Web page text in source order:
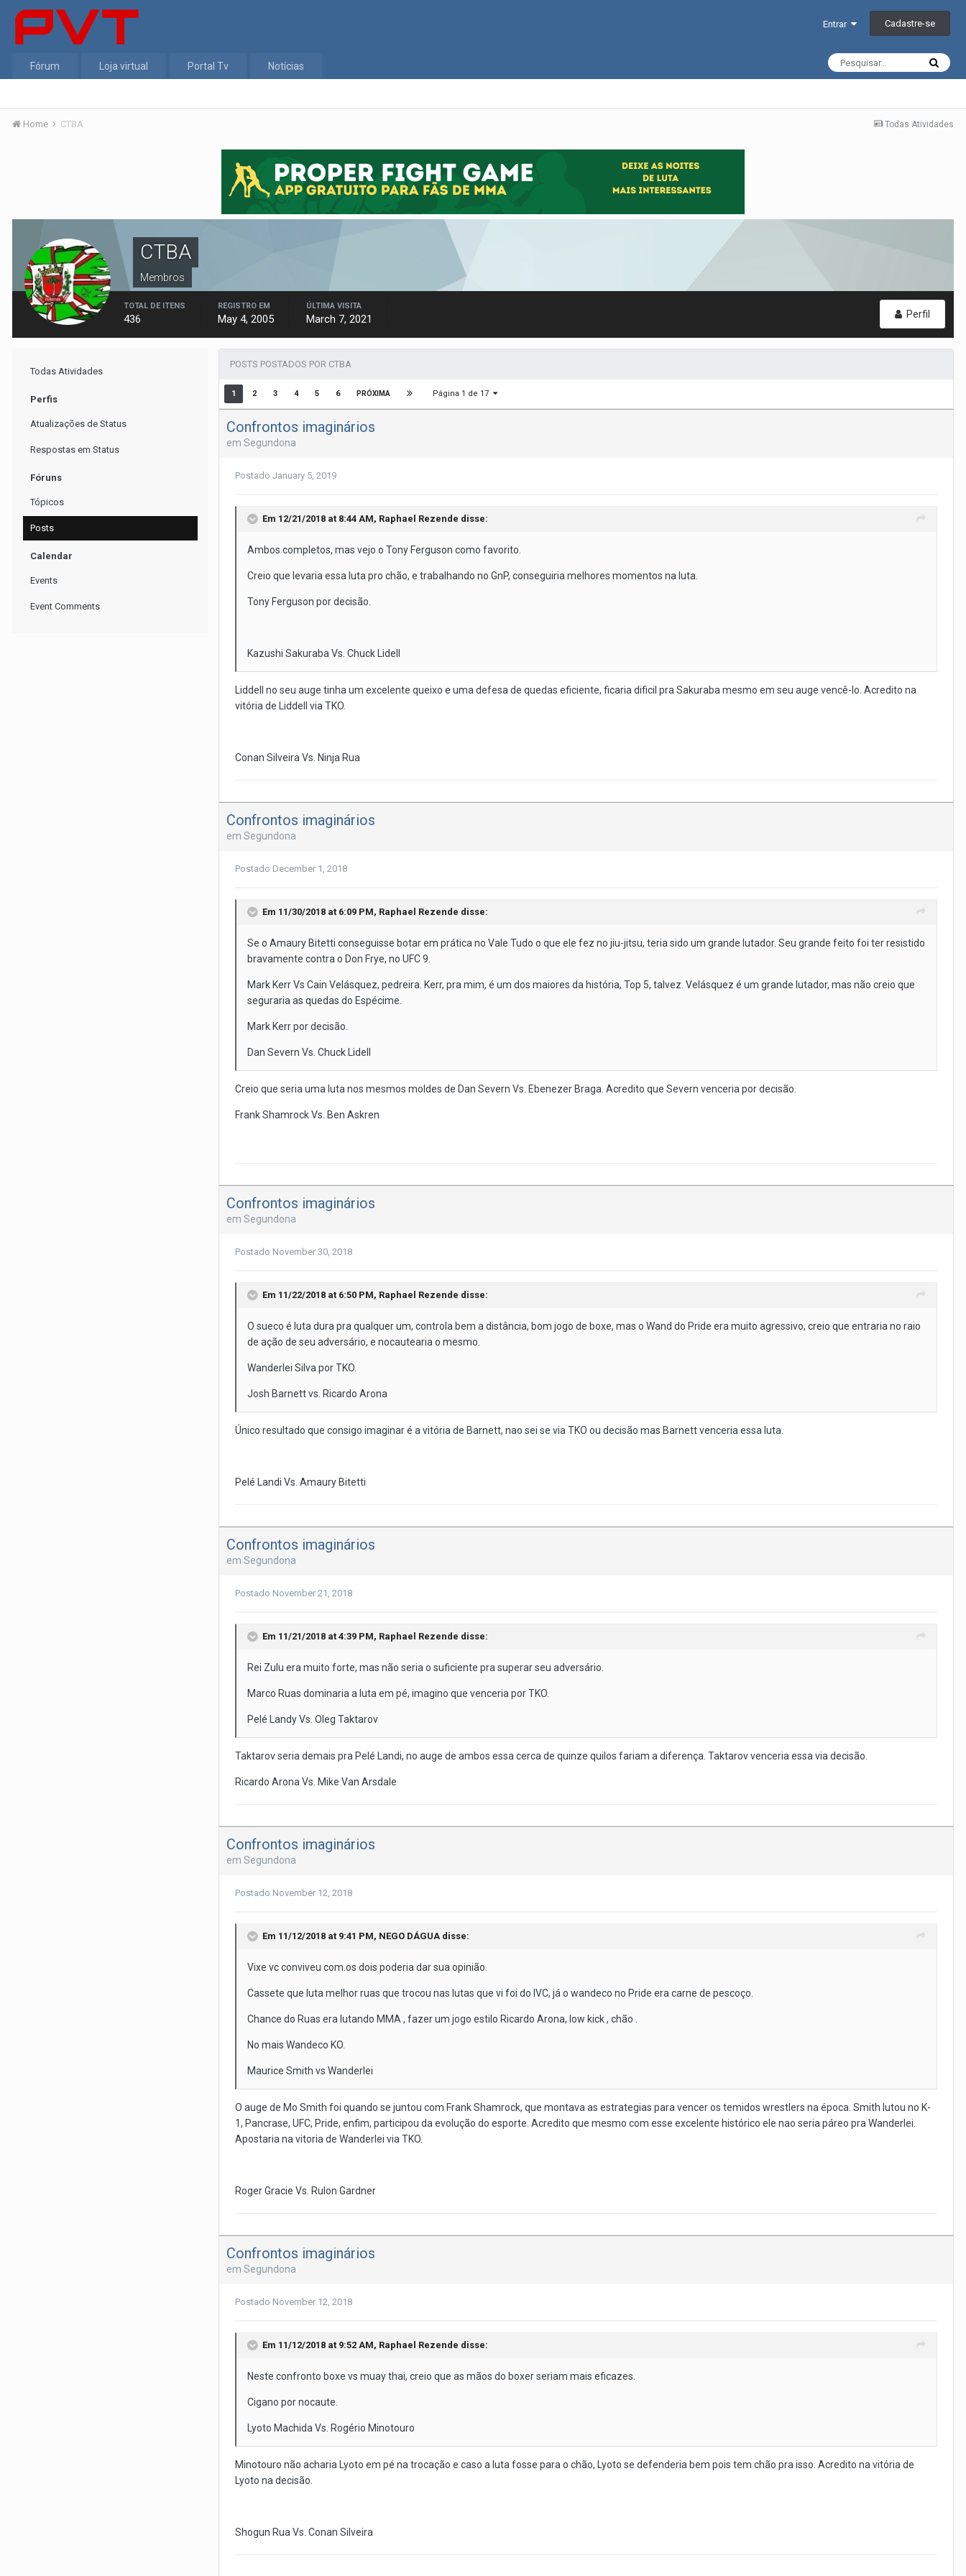
Entrar Cadastre-se
Fórum Loja virtual Portal Tv Notícias
Todas Atividades
Home CTBA
CTBA
Membros
Perfil
TOTAL DE ITENS
436
REGISTRO EM
May 4, 2005
ÚLTIMA VISITA
March 7, 2021
Todas Atividades
Perfis
Atualizações de Status
Respostas em Status
Fóruns
Tópicos
Posts
Calendar
Events
Event Comments
POSTS POSTADOS POR CTBA
1 2 3 4 5 6 PRÓXIMA Página 1 de 17
Confrontos imaginários
em Segundona
Postado January 5, 2019
Em 12/21/2018 at 8:44 AM, Raphael Rezende disse:
Ambos completos, mas vejo o Tony Ferguson como favorito.
Creio que levaria essa luta pro chão, e trabalhando no GnP, conseguiria melhores momentos na luta.
Tony Ferguson por decisão.
Kazushi Sakuraba Vs. Chuck Lidell
Liddell no seu auge tinha um excelente queixo e uma defesa de quedas eficiente, ficaria dificil pra Sakuraba mesmo em seu auge vencê-lo. Acredito na
vitória de Liddell via TKO.
Conan Silveira Vs. Ninja Rua
Confrontos imaginários
em Segundona
Postado December 1, 2018
Em 11/30/2018 at 6:09 PM, Raphael Rezende disse:
Se o Amaury Bitetti conseguisse botar em prática no Vale Tudo o que ele fez no jiu-jitsu, teria sido um grande lutador. Seu grande feito foi ter resistido
bravamente contra o Don Frye, no UFC 9.
Mark Kerr Vs Cain Velásquez, pedreira. Kerr, pra mim, é um dos maiores da história, Top 5, talvez. Velásquez é um grande lutador, mas não creio que
seguraria as quedas do Espécime.
Mark Kerr por decisão.
Dan Severn Vs. Chuck Lidell
Creio que seria uma luta nos mesmos moldes de Dan Severn Vs. Ebenezer Braga. Acredito que Severn venceria por decisão.
Frank Shamrock Vs. Ben Askren
Confrontos imaginários
em Segundona
Postado November 30, 2018
Em 11/22/2018 at 6:50 PM, Raphael Rezende disse:
O sueco é luta dura pra qualquer um, controla bem a distância, bom jogo de boxe, mas o Wand do Pride era muito agressivo, creio que entraria no raio
de ação de seu adversário, e nocautearia o mesmo.
Wanderlei Silva por TKO.
Josh Barnett vs. Ricardo Arona
Único resultado que consigo imaginar é a vitória de Barnett, nao sei se via TKO ou decisão mas Barnett venceria essa luta.
Pelé Landi Vs. Amaury Bitetti
Confrontos imaginários
em Segundona
Postado November 21, 2018
Em 11/21/2018 at 4:39 PM, Raphael Rezende disse:
Rei Zulu era muito forte, mas não seria o suficiente pra superar seu adversário.
Marco Ruas dominaria a luta em pé, imagino que venceria por TKO.
Pelé Landy Vs. Oleg Taktarov
Taktarov seria demais pra Pelé Landi, no auge de ambos essa cerca de quinze quilos fariam a diferença. Taktarov venceria essa via decisão.
Ricardo Arona Vs. Mike Van Arsdale
Confrontos imaginários
em Segundona
Postado November 12, 2018
Em 11/12/2018 at 9:41 PM, NEGO DÁGUA disse:
Vixe vc conviveu com.os dois poderia dar sua opinião.
Cassete que luta melhor ruas que trocou nas lutas que vi foi do IVC, já o wandeco no Pride era carne de pescoço.
Chance do Ruas era lutando MMA , fazer um jogo estilo Ricardo Arona, low kick , chão .
No mais Wandeco KO.
Maurice Smith vs Wanderlei
O auge de Mo Smith foi quando se juntou com Frank Shamrock, que montava as estrategias para vencer os temidos wrestlers na época. Smith lutou no K-
1, Pancrase, UFC, Pride, enfim, participou da evolução do esporte. Acredito que mesmo com esse excelente histórico ele nao seria páreo pra Wanderlei.
Apostaria na vitoria de Wanderlei via TKO.
Roger Gracie Vs. Rulon Gardner
Confrontos imaginários
em Segundona
Postado November 12, 2018
Em 11/12/2018 at 9:52 AM, Raphael Rezende disse:
Neste confronto boxe vs muay thai, creio que as mãos do boxer seriam mais eficazes.
Cigano por nocaute.
Lyoto Machida Vs. Rogério Minotouro
Minotouro não acharia Lyoto em pé na trocação e caso a luta fosse para o chão, Lyoto se defenderia bem pois tem chão pra isso. Acredito na vitória de
Lyoto na decisão.
Shogun Rua Vs. Conan Silveira